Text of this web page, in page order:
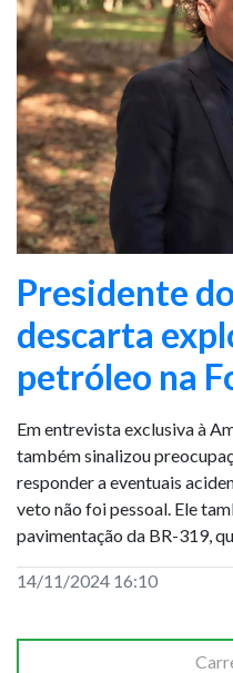
Presidente
descarta
petróleo na
Em entrevista exclusiva à
também sinalizou
responder a eventuais
veto não foi pessoal. Ele
pavimentação da BR-319,
14/11/2024 16:10